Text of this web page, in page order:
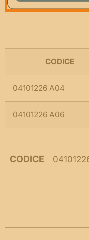
CODICE
04101226 A04
04101226 A06
CODICE